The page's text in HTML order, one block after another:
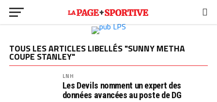
TOUS LES ARTICLES LIBELLÉS "SUNNY METHA
COUPE STANLEY"
LNH
Les Devils nomment un expert des
données avancées au poste de DG